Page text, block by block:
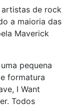
de rock
a maioria das
Maverick
pequena
formatura
I Want
Todos